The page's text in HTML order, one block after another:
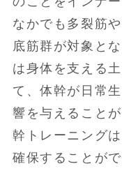
なかでも多裂筋
底筋群が対象と
は身体を支える
て、体幹が日常
響を与えること
幹トレーニング
確保することが